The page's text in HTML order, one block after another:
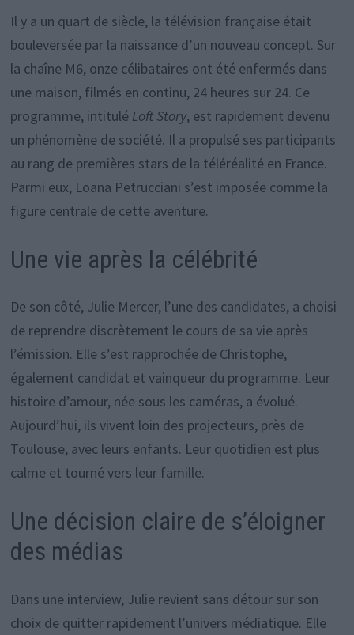
Il y a un quart de siècle, la télévision française était
bouleversée par la naissance d’un nouveau concept. Sur
la chaîne M6, onze célibataires ont été enfermés dans
une maison, filmés en continu, 24 heures sur 24. Ce
programme, intitulé Loft Story, est rapidement devenu
un phénomène de société. Il a propulsé ses participants
au rang de premières stars de la téléréalité en France.
Parmi eux, Loana Petrucciani s’est imposée comme la
figure centrale de cette aventure.
Une vie après la célébrité
De son côté, Julie Mercer, l’une des candidates, a choisi
de reprendre discrètement le cours de sa vie après
l’émission. Elle s’est rapprochée de Christophe,
également candidat et vainqueur du programme. Leur
histoire d’amour, née sous les caméras, a évolué.
Aujourd’hui, ils vivent loin des projecteurs, près de
Toulouse, avec leurs enfants. Leur quotidien est plus
calme et tourné vers leur famille.
Une décision claire de s’éloigner
des médias
Dans une interview, Julie revient sans détour sur son
choix de quitter rapidement l’univers médiatique. Elle